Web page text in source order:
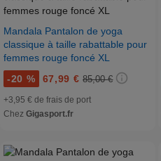
Mandala Pantalon de yoga
classique à taille rabattable pour
femmes rouge foncé XL
-20 % 67,99 € 85,00 €
+3,95 € de frais de port
Chez Gigasport.fr